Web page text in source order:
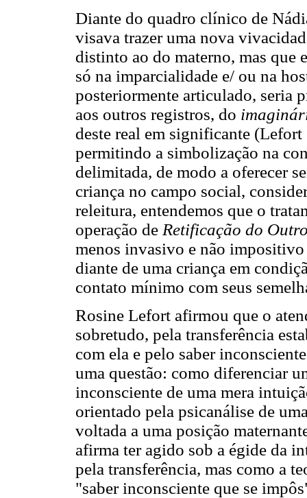
Diante do quadro clínico de
visava trazer uma nova
distinto ao do materno, mas que
só na imparcialidade e/ ou na
posteriormente articulado, seria
aos outros registros, do
deste real em significante
permitindo a simbolização na
delimitada, de modo a oferecer
criança no campo social,
releitura, entendemos que o
operação de Retificação do
menos invasivo e não
diante de uma criança em
contato mínimo com seus
Rosine Lefort afirmou que o
sobretudo, pela transferência
com ela e pelo saber
uma questão: como diferenciar
inconsciente de uma mera
orientado pela psicanálise de
voltada a uma posição
afirma ter agido sob a égide da
pela transferência, mas como a
"saber inconsciente que se